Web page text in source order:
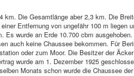
km. Die Gesamtlänge aber 2,3 km. Die
Entfernung von ungefähr 100 m liegen
wurde an Erde 10.700 cbm
auch keine Chaussee bekommen. Für
oder zum Moor. Die Besitzer der
wurde am 1. Dezember 1925
Monats schon wurde die Chaussee